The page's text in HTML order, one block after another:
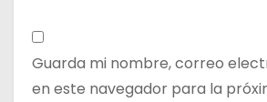
Guarda mi nombre, correo
en este navegador para la